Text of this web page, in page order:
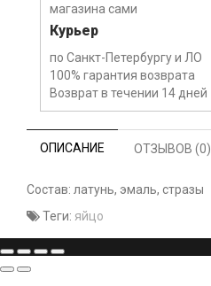
магазина сами
Курьер
по Санкт-Петербургу и ЛО
100% гарантия возврата
Возврат в течении 14 дней
ОПИСАНИЕ ОТЗЫВОВ (0)
Состав: латунь, эмаль, стразы
Теги: яйцо